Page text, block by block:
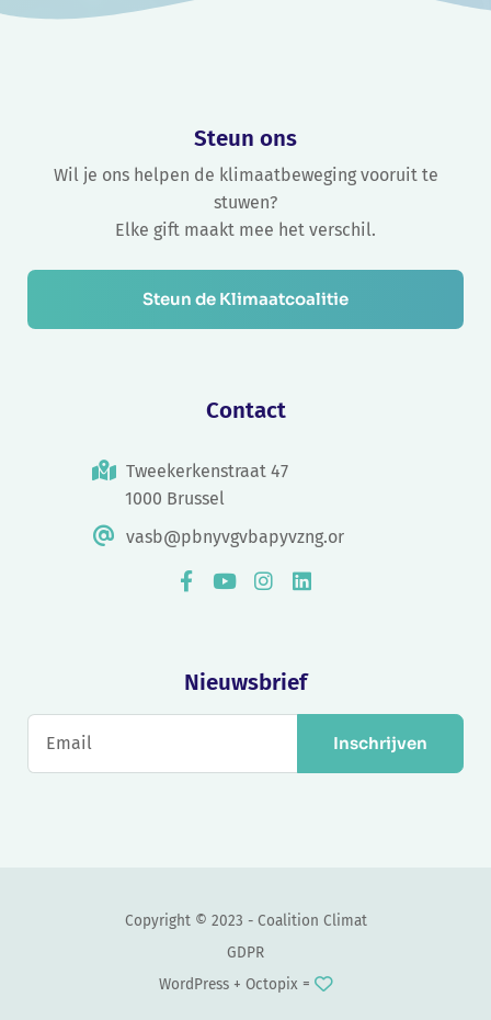
Steun ons
Wil je ons helpen de klimaatbeweging vooruit te
stuwen?
Elke gift maakt mee het verschil.
Steun de Klimaatcoalitie
Contact
Tweekerkenstraat 47
1000 Brussel
vasb@pbnyvgvbapyvzng.or
Nieuwsbrief
Inschrijven
Copyright © 2023 - Coalition Climat
GDPR
WordPress + Octopix =